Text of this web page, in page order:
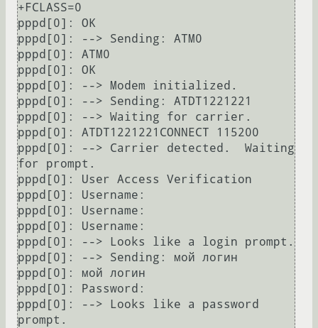
+FCLASS=0
pppd[0]: OK
pppd[0]: --> Sending: ATM0
pppd[0]: ATM0
pppd[0]: OK
pppd[0]: --> Modem initialized.
pppd[0]: --> Sending: ATDT1221221
pppd[0]: --> Waiting for carrier.
pppd[0]: ATDT1221221CONNECT 115200
pppd[0]: --> Carrier detected.  Waiting
for prompt.
pppd[0]: User Access Verification
pppd[0]: Username:
pppd[0]: Username:
pppd[0]: Username:
pppd[0]: --> Looks like a login prompt.
pppd[0]: --> Sending: мой логин
pppd[0]: мой логин
pppd[0]: Password:
pppd[0]: --> Looks like a password
prompt.